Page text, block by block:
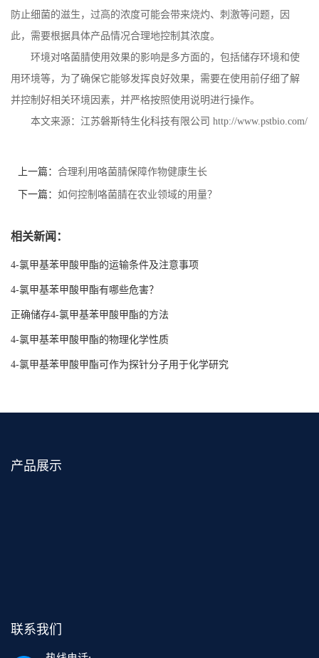
防止细菌的滋生，过高的浓度可能会带来烧灼、刺激等问题，因
此，需要根据具体产品情况合理地控制其浓度。
环境对咯菌腈使用效果的影响是多方面的，包括储存环境和使
用环境等，为了确保它能够发挥良好效果，需要在使用前仔细了解
并控制好相关环境因素，并严格按照使用说明进行操作。
本文来源：江苏磐斯特生化科技有限公司 http://www.pstbio.com/
上一篇： 合理利用咯菌腈保障作物健康生长
下一篇： 如何控制咯菌腈在农业领域的用量？
相关新闻：
4-氯甲基苯甲酸甲酯的运输条件及注意事项
4-氯甲基苯甲酸甲酯有哪些危害？
正确储存4-氯甲基苯甲酸甲酯的方法
4-氯甲基苯甲酸甲酯的物理化学性质
4-氯甲基苯甲酸甲酯可作为探针分子用于化学研究
产品展示
联系我们